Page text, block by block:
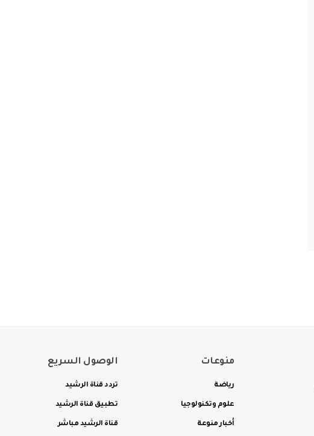
منوعات
رياضة
علوم وتكنولوجيا
أخبار منوعة
الوصول السريع
تردد قناة الرشيد
تطبيق قناة الرشيد
قناة الرشيد مباشر